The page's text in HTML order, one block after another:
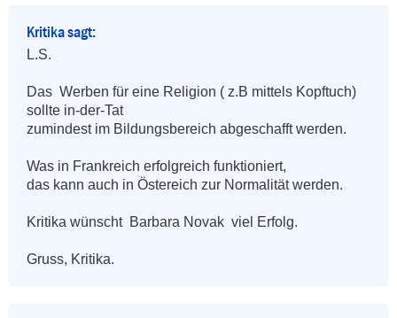
Kritika sagt:
L.S.
Das  Werben für eine Religion ( z.B mittels Kopftuch)
sollte in-der-Tat
zumindest im Bildungsbereich abgeschafft werden.
Was in Frankreich erfolgreich funktioniert,
das kann auch in Östereich zur Normalität werden.
Kritika wünscht  Barbara Novak  viel Erfolg.
Gruss, Kritika.